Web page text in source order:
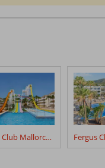
Fergus Club Mallorca Waterpark